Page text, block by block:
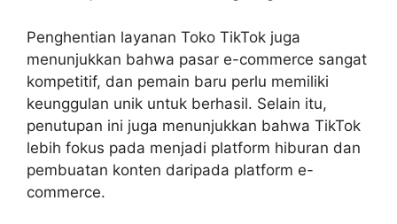
Penghentian layanan Toko TikTok juga
menunjukkan bahwa pasar e-commerce sangat
kompetitif, dan pemain baru perlu memiliki
keunggulan unik untuk berhasil. Selain itu,
penutupan ini juga menunjukkan bahwa TikTok
lebih fokus pada menjadi platform hiburan dan
pembuatan konten daripada platform e-
commerce.